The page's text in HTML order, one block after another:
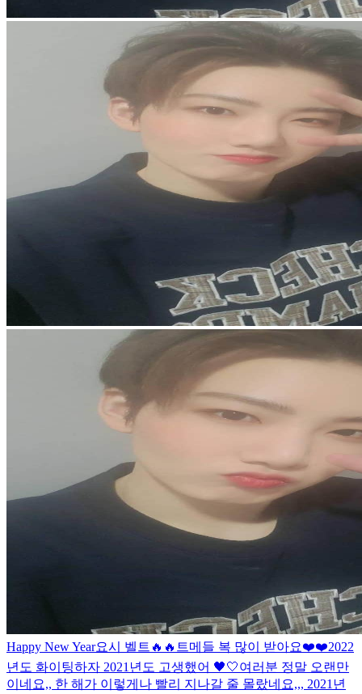
Happy New Year요시 벨트🔥🔥 트메들 복 많이 받아요❤️❤️2022
년도 화이팅하자 2021년도 고생했어 🖤🤍여러분 정말 오랜만
이네요,, 한 해가 이렇게나 빨리 지나갈 줄 몰랐네요,,, 2021년